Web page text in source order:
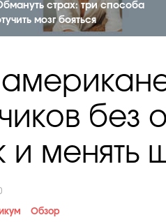
страх: три способа
мозг бояться
без
и менять
Обзор